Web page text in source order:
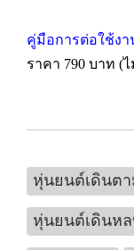
คู่มือการต่อใช้งา
ราคา 790 บาท (
หุ่นยนต์เดินตา
หุ่นยนต์เดินห